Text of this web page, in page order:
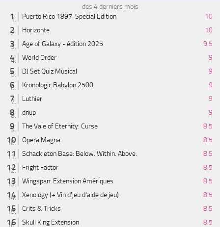
des 4 derniers mois
Puerto Rico 1897: Special Edition
10
Horizonte
10
Age of Galaxy - édition 2025
9.5
World Order
9
DJ Set Quiz Musical
9
Kronologic Babylon 2500
9
Luthier
9
dnup
9
The Vale of Eternity: Curse
8.5
Opera Magna
8.5
Schackleton Base: Below. Within. Above.
8.5
Fright Factor
8.5
Wingspan: Extension Amériques
8.5
Xenology (+ Vin d'jeu d'aide de jeu)
8.5
Crits & Tricks
8.5
Skull King Extension
8.5